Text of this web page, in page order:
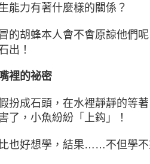
能力有著什麼樣的關係？
的胡蜂本人會不會原諒他們
出！
裡的祕密
扮成石頭，在水裡靜靜的等
了，小魚紛紛「上鈎」！
也好想學，結果……不但學不